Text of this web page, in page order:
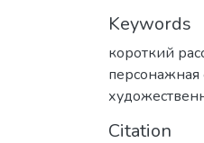
Keywords
короткий
Citation